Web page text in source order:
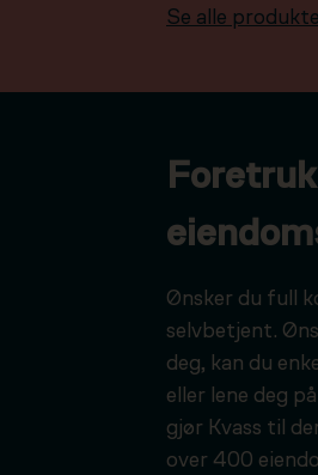
Se alle
Ønsker du full
selvbetjent.
deg, kan du
eller lene deg
gjør Kvass til
over 400